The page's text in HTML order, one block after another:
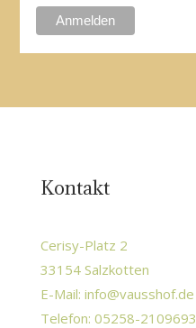
Kontakt
Cerisy-Platz 2
33154 Salzkotten
E-Mail: info@vausshof.de
Telefon: 05258-2109693